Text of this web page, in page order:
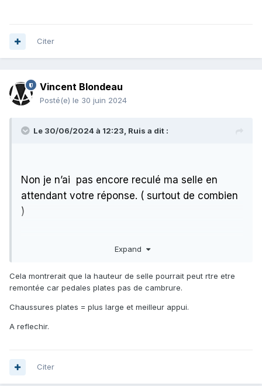
Citer
Vincent Blondeau
Posté(e) le 30 juin 2024
Le 30/06/2024 à 12:23, Ruis a dit :
Non je n’ai pas encore reculé ma selle en
attendant votre réponse. ( surtout de combien
)
Pyrénées ce week-end, mais en pédale plate à
cause des douleurs à la rotule.
Expand
Cela montrerait que la hauteur de selle pourrait peut rtre etre
remontée car pedales plates pas de cambrure.
Chaussures plates = plus large et meilleur appui.
A reflechir.
Citer